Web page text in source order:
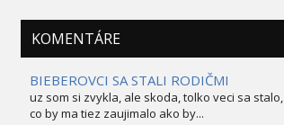
KOMENTÁRE
BIEBEROVCI SA STALI RODIČMI
uz som si zvykla, ale skoda, tolko veci sa stalo,
co by ma tiez zaujimalo ako by...